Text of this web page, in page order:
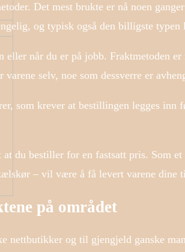
Det mest brukte er nå noen
og typisk også den billigste typen
når du er på jobb. Fraktmetoden
selv, noe som dessverre er
som krever at bestillingen legges
du bestiller for en fastsatt pris. Som
– vil være å få levert varene dine
på området
nettbutikker og til gjengjeld ganske